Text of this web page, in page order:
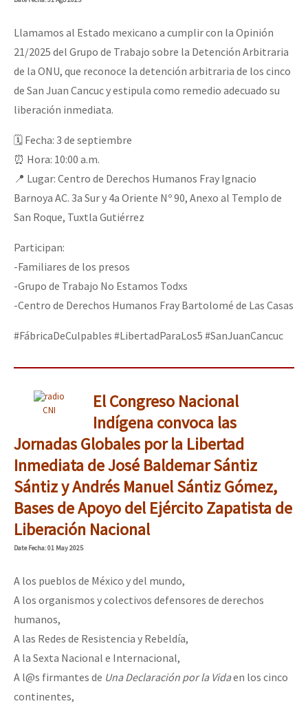
Llamamos al Estado mexicano a cumplir con la Opinión
21/2025 del Grupo de Trabajo sobre la Detención Arbitraria
de la ONU, que reconoce la detención arbitraria de los cinco
de San Juan Cancuc y estipula como remedio adecuado su
liberación inmediata.
🗓 Fecha: 3 de septiembre
⏰ Hora: 10:00 a.m.
📍 Lugar: Centro de Derechos Humanos Fray Ignacio
Barnoya AC. 3a Sur y 4a Oriente Nº 90, Anexo al Templo de
San Roque, Tuxtla Gutiérrez
Participan:
-Familiares de los presos
-Grupo de Trabajo No Estamos Todxs
-Centro de Derechos Humanos Fray Bartolomé de Las Casas
#FábricaDeCulpables #LibertadParaLos5 #SanJuanCancuc
CNI
El Congreso Nacional
Indígena convoca las
Jornadas Globales por la Libertad
Inmediata de José Baldemar Sántiz
Sántiz y Andrés Manuel Sántiz Gómez,
Bases de Apoyo del Ejército Zapatista de
Liberación Nacional
DateFecha: 01 May 2025
A los pueblos de México y del mundo,
A los organismos y colectivos defensores de derechos
humanos,
A las Redes de Resistencia y Rebeldía,
A la Sexta Nacional e Internacional,
A l@s firmantes de Una Declaración por la Vidaen los cinco
continentes,